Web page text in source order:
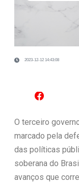
2023-12-12 14:43:08
O terceiro
marcado pela
das políticas
soberana do
avanços que